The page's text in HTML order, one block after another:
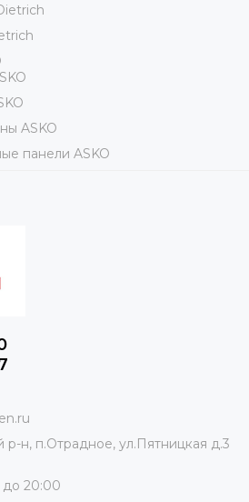
ASKO
панели ASKO
н, п.Отрадное, ул.Пятницкая д.3
20:00